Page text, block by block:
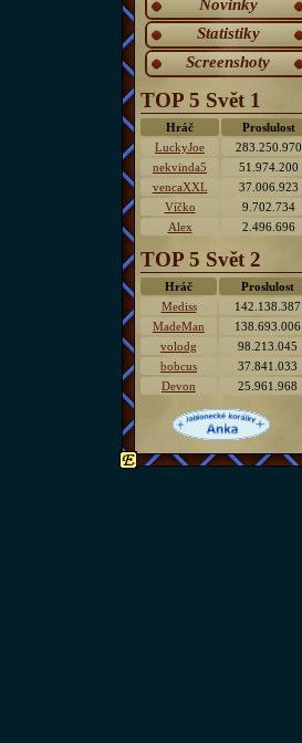
Novinky
Statistiky
Screenshoty
TOP 5 Svět 1
Hráč
Proslulost
LuckyJoe
283.250.970
nekvinda5
51.974.200
vencaXXL
37.006.923
Víčko
9.702.734
Alex
2.496.696
TOP 5 Svět 2
Hráč
Proslulost
Mediss
142.138.387
MadeMan
138.693.006
volodg
98.213.045
bobcus
37.841.033
Devon
25.961.968